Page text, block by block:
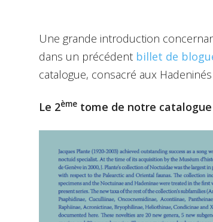
Une grande introduction
dans un précédent billet de
catalogue, consacré aux
Le 2ème tome de notre